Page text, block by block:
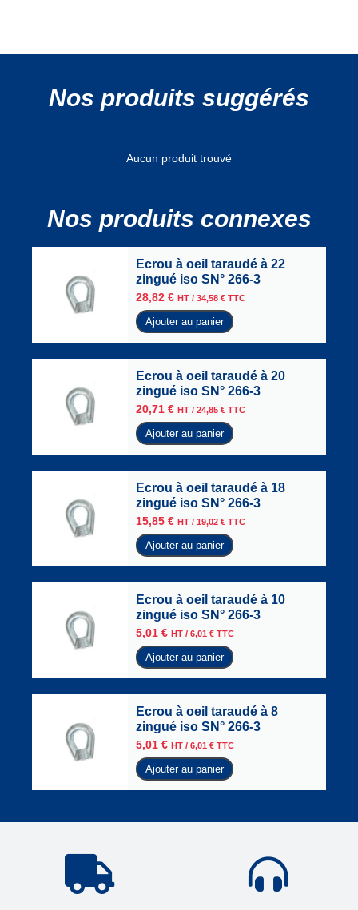
Nos produits suggérés
Aucun produit trouvé
Nos produits connexes
Ecrou à oeil taraudé à 22
zingué iso SN° 266-3
28,82 € HT / 34,58 € TTC
Ajouter au panier
Ecrou à oeil taraudé à 20
zingué iso SN° 266-3
20,71 € HT / 24,85 € TTC
Ajouter au panier
Ecrou à oeil taraudé à 18
zingué iso SN° 266-3
15,85 € HT / 19,02 € TTC
Ajouter au panier
Ecrou à oeil taraudé à 10
zingué iso SN° 266-3
5,01 € HT / 6,01 € TTC
Ajouter au panier
Ecrou à oeil taraudé à 8
zingué iso SN° 266-3
5,01 € HT / 6,01 € TTC
Ajouter au panier